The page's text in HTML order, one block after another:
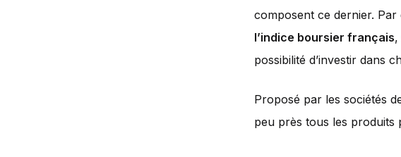
composent ce dernier. Par
l’indice boursier français,
possibilité d’investir dans
Proposé par les sociétés
peu près tous les produits